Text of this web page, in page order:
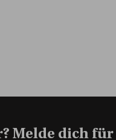
Melde dich für